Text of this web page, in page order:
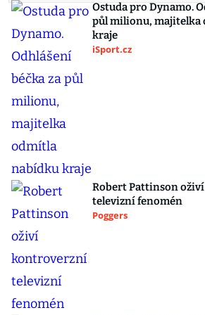
Ostuda pro Dynamo.
půl milionu, majitelka
kraje
iSport.cz
Robert Pattinson
televizní fenomén
Poggers